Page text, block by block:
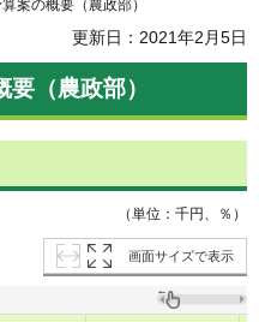
案の概要（農政部）
更新日：2021年2月5日
（農政部）
（単位：千円、％）
画面サイズで表示